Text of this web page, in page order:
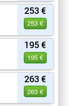
253 €
253 €
195 €
195 €
263 €
263 €